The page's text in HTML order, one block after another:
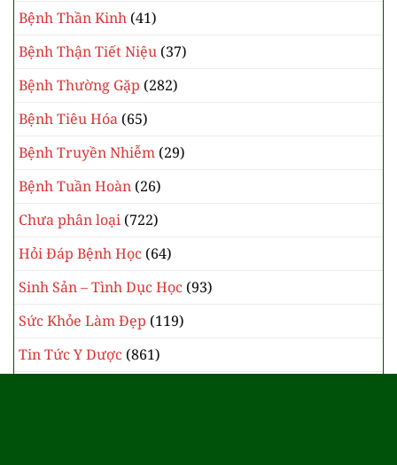
Bệnh Thần Kinh (41)
Bệnh Thận Tiết Niệu (37)
Bệnh Thường Gặp (282)
Bệnh Tiêu Hóa (65)
Bệnh Truyền Nhiễm (29)
Bệnh Tuần Hoàn (26)
Chưa phân loại (722)
Hỏi Đáp Bệnh Học (64)
Sinh Sản – Tình Dục Học (93)
Sức Khỏe Làm Đẹp (119)
Tin Tức Y Dược (861)